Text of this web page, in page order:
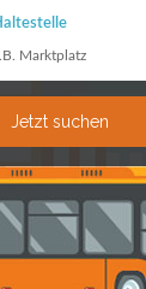
Marktplatz
Jetzt suchen